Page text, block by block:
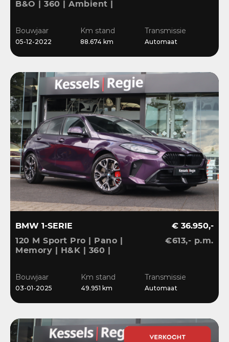
B&O | 360 | Ambient |
Bouwjaar
05-12-2022
Km stand
88.674 km
Transmissie
Automaat
BMW 1-SERIE
120 M Sport Pro | Pano |
Memory | H&K | 360 |
El.klep | 18”
€ 36.950,-
€613,- p.m.
Bouwjaar
03-01-2025
Km stand
49.951 km
Transmissie
Automaat